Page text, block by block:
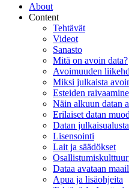
About
Content
Tehtävät
Videot
Sanasto
Mitä on avoin data?
Avoimuuden
Miksi julkaista
Esteiden
Näin alkuun datan
Erilaiset datan
Datan
Lisensointi
Lait ja säädökset
Dataa avataan
Apua ja lisäohjeita